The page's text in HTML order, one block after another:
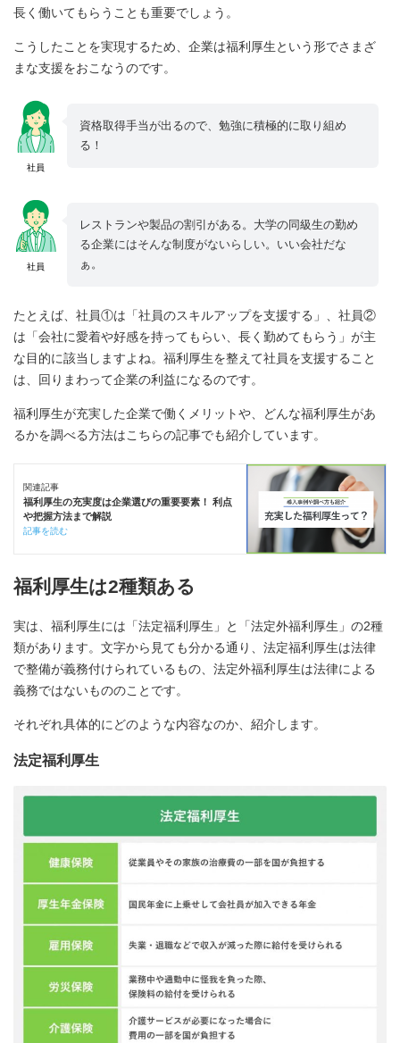
長く働いてもらうことも重要でしょう。
こうしたことを実現するため、企業は福利厚生という形でさまざ
まな支援をおこなうのです。
社員
資格取得手当が出るので、勉強に積極的に取り組め
る！
社員
レストランや製品の割引がある。大学の同級生の勤め
る企業にはそんな制度がないらしい。いい会社だな
ぁ。
たとえば、社員①は「社員のスキルアップを支援する」、社員②
は「会社に愛着や好感を持ってもらい、長く勤めてもらう」が主
な目的に該当しますよね。福利厚生を整えて社員を支援すること
は、回りまわって企業の利益になるのです。
福利厚生が充実した企業で働くメリットや、どんな福利厚生があ
るかを調べる方法はこちらの記事でも紹介しています。
関連記事
福利厚生の充実度は企業選びの重要要素！ 利点
や把握方法まで解説
記事を読む
福利厚生は2種類ある
実は、福利厚生には「法定福利厚生」と「法定外福利厚生」の2種
類があります。文字から見ても分かる通り、法定福利厚生は法律
で整備が義務付けられているもの、法定外福利厚生は法律による
義務ではないもののことです。
それぞれ具体的にどのような内容なのか、紹介します。
法定福利厚生